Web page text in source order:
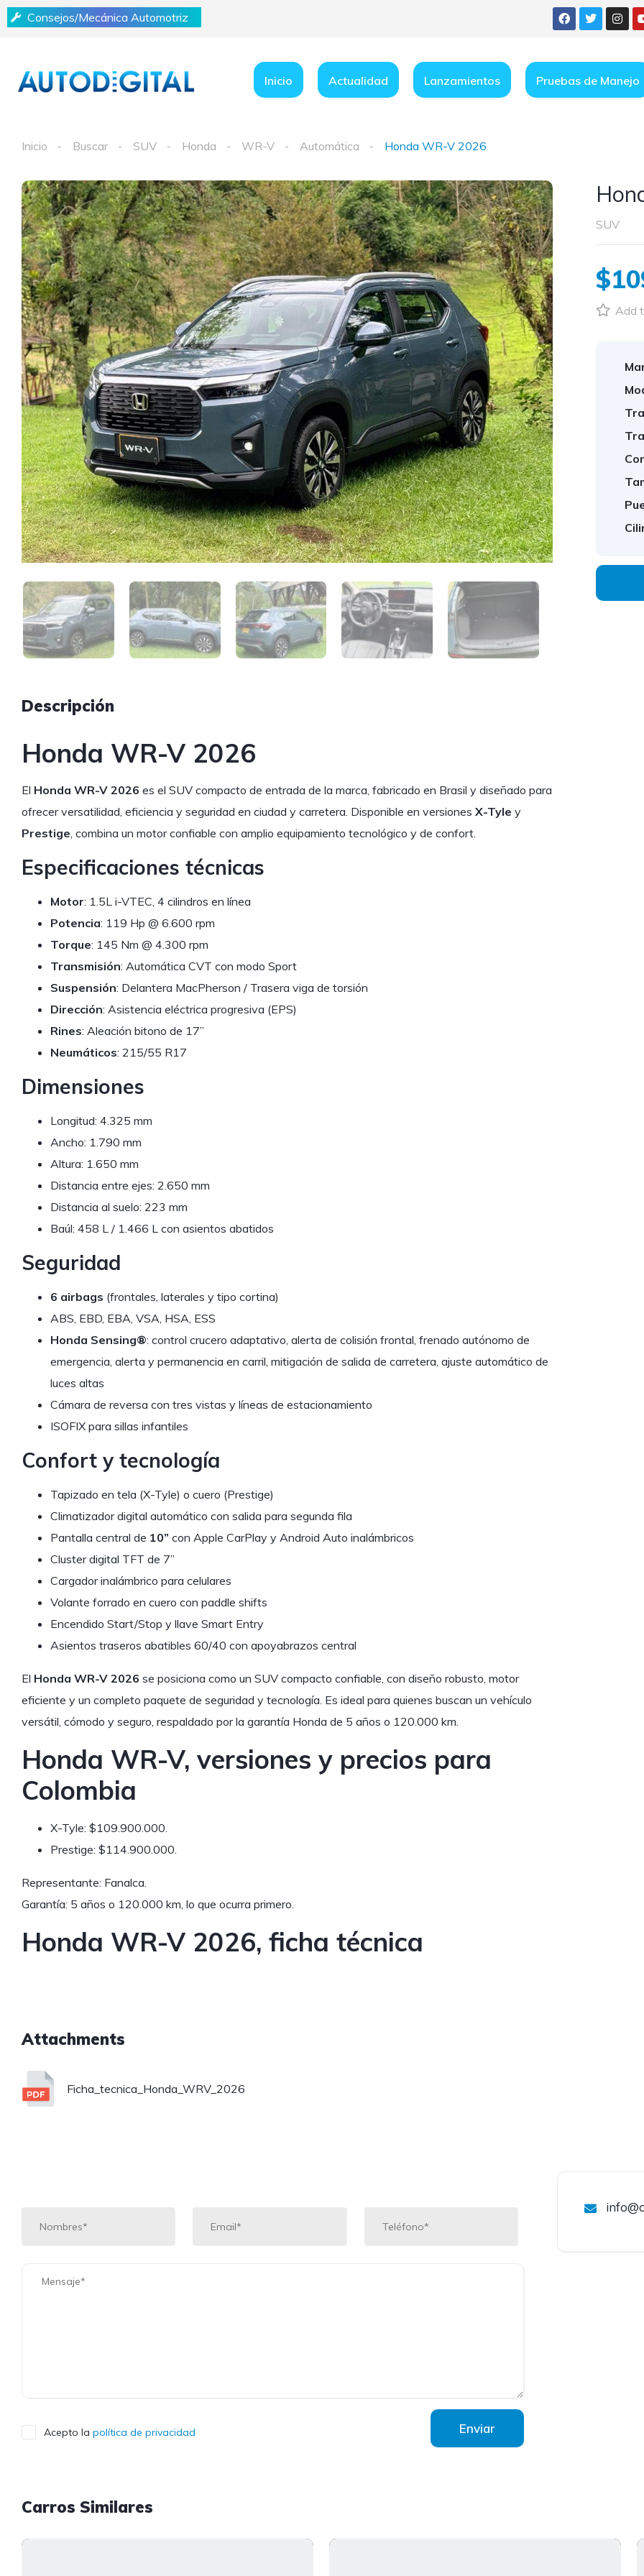
Consejos/Mecánica Automotriz
Inicio Actualidad Lanzamientos Pruebas de Manejo
Inicio Buscar SUV Honda WR-V Automática Honda WR-V 2026
Descripción
Honda WR-V 2026
El Honda WR-V 2026 es el SUV compacto de entrada de la marca, fabricado en Brasil y diseñado para
ofrecer versatilidad, eficiencia y seguridad en ciudad y carretera. Disponible en versiones X-Tyle y
Prestige, combina un motor confiable con amplio equipamiento tecnológico y de confort.
Especificaciones técnicas
Motor: 1.5L i-VTEC, 4 cilindros en línea
Potencia: 119 Hp @ 6.600 rpm
Torque: 145 Nm @ 4.300 rpm
Transmisión: Automática CVT con modo Sport
Suspensión: Delantera MacPherson / Trasera viga de torsión
Dirección: Asistencia eléctrica progresiva (EPS)
Rines: Aleación bitono de 17”
Neumáticos: 215/55 R17
Dimensiones
Longitud: 4.325 mm
Ancho: 1.790 mm
Altura: 1.650 mm
Distancia entre ejes: 2.650 mm
Distancia al suelo: 223 mm
Baúl: 458 L / 1.466 L con asientos abatidos
Seguridad
6 airbags (frontales, laterales y tipo cortina)
ABS, EBD, EBA, VSA, HSA, ESS
Honda Sensing®: control crucero adaptativo, alerta de colisión frontal, frenado autónomo de
emergencia, alerta y permanencia en carril, mitigación de salida de carretera, ajuste automático de
luces altas
Cámara de reversa con tres vistas y líneas de estacionamiento
ISOFIX para sillas infantiles
Confort y tecnología
Tapizado en tela (X-Tyle) o cuero (Prestige)
Climatizador digital automático con salida para segunda fila
Pantalla central de 10” con Apple CarPlay y Android Auto inalámbricos
Cluster digital TFT de 7”
Cargador inalámbrico para celulares
Volante forrado en cuero con paddle shifts
Encendido Start/Stop y llave Smart Entry
Asientos traseros abatibles 60/40 con apoyabrazos central
El Honda WR-V 2026 se posiciona como un SUV compacto confiable, con diseño robusto, motor
eficiente y un completo paquete de seguridad y tecnología. Es ideal para quienes buscan un vehículo
versátil, cómodo y seguro, respaldado por la garantía Honda de 5 años o 120.000 km.
Honda WR-V, versiones y precios para
Colombia
X-Tyle: $109.900.000.
Prestige: $114.900.000.
Representante: Fanalca.
Garantía: 5 años o 120.000 km, lo que ocurra primero.
Honda WR-V 2026, ficha técnica
Attachments
Ficha_tecnica_Honda_WRV_2026
SUV
Add
Acepto la política de privacidad Enviar
Carros Similares